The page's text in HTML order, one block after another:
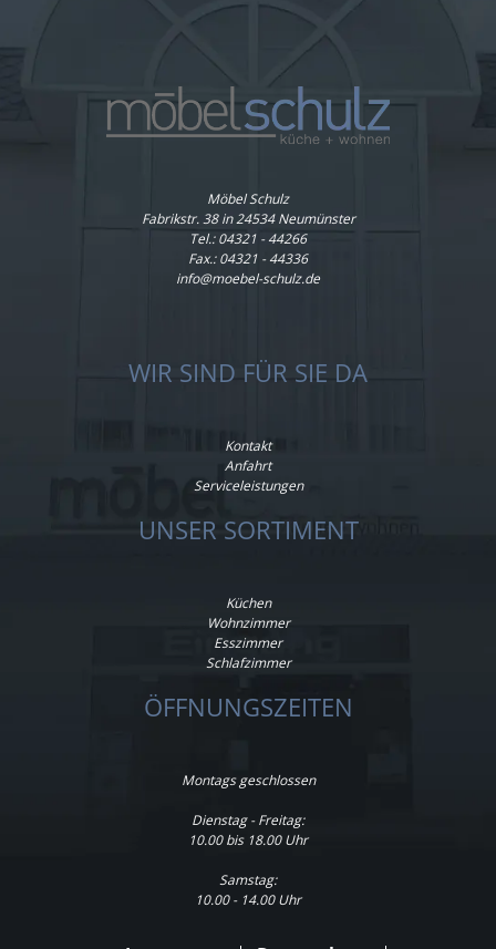
Möbel Schulz
Fabrikstr. 38 in 24534 Neumünster
Tel.:04321 - 44266
Fax.: 04321 - 44336
info@moebel-schulz.de
WIR SIND FÜR SIE DA
Kontakt
Anfahrt
Serviceleistungen
UNSER SORTIMENT
Küchen
Wohnzimmer
Esszimmer
Schlafzimmer
ÖFFNUNGSZEITEN
Montags geschlossen
Dienstag - Freitag:
10.00 bis 18.00 Uhr
Samstag:
10.00 - 14.00 Uhr